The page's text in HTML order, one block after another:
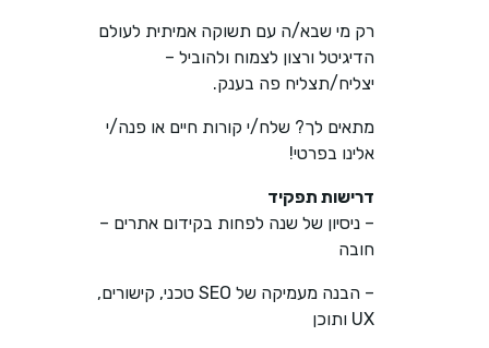
רק מי שבא/ה עם תשוקה אמיתית לעולם
הדיגיטל ורצון לצמוח ולהוביל –
יצליח/תצליח פה בענק.
מתאים לך? שלח/י קורות חיים או פנה/י
אלינו בפרטי!
דרישות תפקיד
– ניסיון של שנה לפחות בקידום אתרים –
חובה
– הבנה מעמיקה של SEO טכני, קישורים,
UX ותוכן